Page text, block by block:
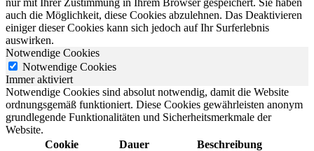
nur mit Ihrer Zustimmung in Ihrem Browser gespeichert. Sie haben
auch die Möglichkeit, diese Cookies abzulehnen. Das Deaktivieren
einiger dieser Cookies kann sich jedoch auf Ihr Surferlebnis
auswirken.
Notwendige Cookies
Notwendige Cookies
Immer aktiviert
Notwendige Cookies sind absolut notwendig, damit die Website
ordnungsgemäß funktioniert. Diese Cookies gewährleisten anonym
grundlegende Funktionalitäten und Sicherheitsmerkmale der
Website.
Cookie
Dauer Beschreibung